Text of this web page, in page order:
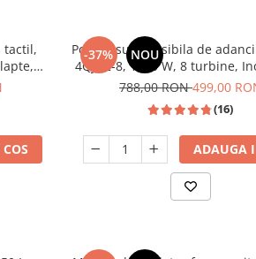
tactil,
apa
-37% NOU
Pompa submersibila de
4QJD2-8, 1500 W, 8 turbine,
25m
788,00 RON499,00
(16)
ADAUGA